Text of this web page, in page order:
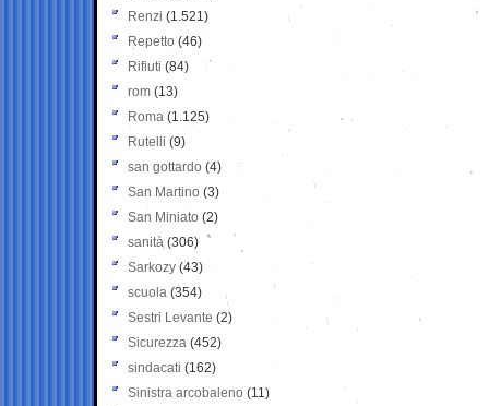
Renzi (1.521)
Repetto (46)
Rifiuti (84)
rom (13)
Roma (1.125)
Rutelli (9)
san gottardo (4)
San Martino (3)
San Miniato (2)
sanità (306)
Sarkozy (43)
scuola (354)
Sestri Levante (2)
Sicurezza (452)
sindacati (162)
Sinistra arcobaleno (11)